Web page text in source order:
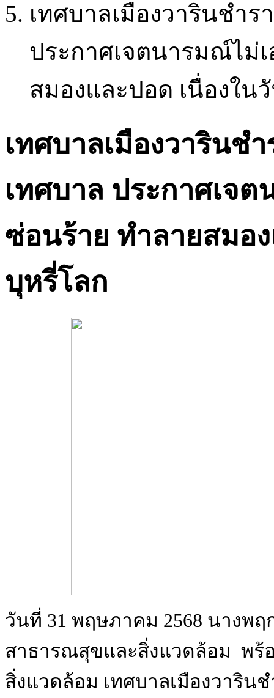
เทศบาลเมืองวารินชำ
ประกาศเจตนารมณ์ไม่
สมองและปอด เนื่องใน
เทศบาลเมืองวารินช
เทศบาล ประกาศเจ
ซ่อนร้าย ทำลายสมอ
บุหรี่โลก
วันที่ 31 พฤษภาคม 2568 นางพ
สาธารณสุขและสิ่งแวดล้อม พร้
สิ่งแวดล้อม เทศบาลเมืองวาริน